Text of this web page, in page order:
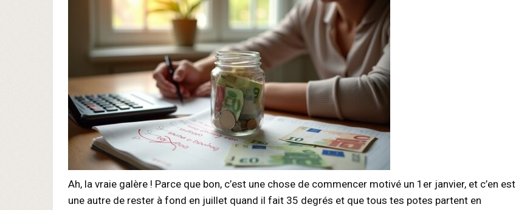
Ah, la vraie galère ! Parce que bon, c’est une chose de commencer motivé un 1er janvier, et c’en est
une autre de rester à fond en juillet quand il fait 35 degrés et que tous tes potes partent en